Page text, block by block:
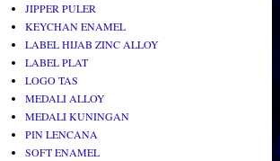
JIPPER PULER
KEYCHAN ENAMEL
LABEL HIJAB ZINC ALLOY
LABEL PLAT
LOGO TAS
MEDALI ALLOY
MEDALI KUNINGAN
PIN LENCANA
SOFT ENAMEL